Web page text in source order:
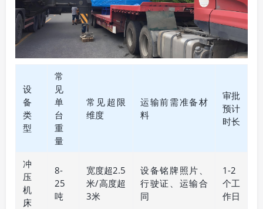
设
备
类
型
常
见
单
台
重
量
常见超限
维度
运输前需准备材
料
审批
预计
时长
冲
压
机
床
8-
25
吨
宽度超2.5
米/高度超
3米
设备铭牌照片、
行驶证、运输合
同
1-2
个工
作日